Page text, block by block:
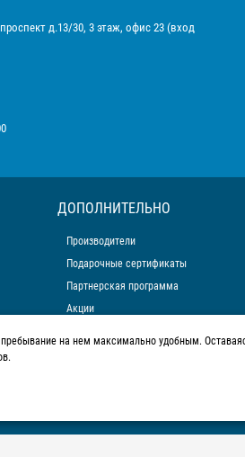
д.13/30, 3 этаж, офис 23 (вход
ДОПОЛНИТЕЛЬНО
Производители
Подарочные сертификаты
Партнерская программа
Акции
на нем максимально удобным.